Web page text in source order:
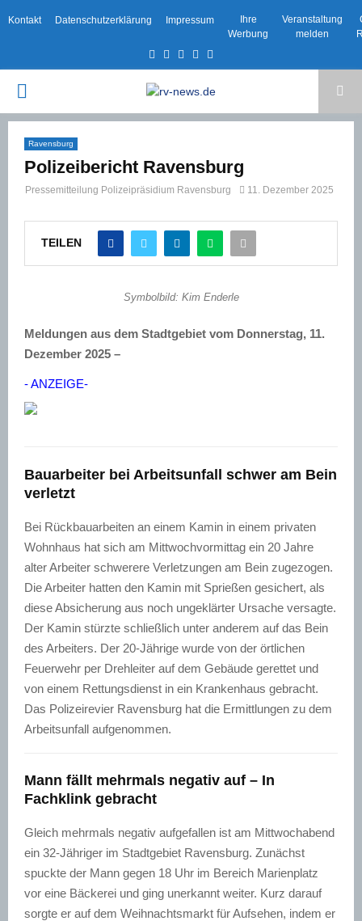
Kontakt Datenschutzerklärung Impressum
Ihre
Werbung
Veranstaltung
melden
Facebook
TwitterInstagram
Email
PRIMARY
MENU
Ravensburg
Polizeibericht Ravensburg
Pressemitteilung Polizeipräsidium Ravensburg 11. Dezember 2025
TEILEN
Symbolbild: Kim Enderle
Meldungen aus dem Stadtgebiet vom Donnerstag, 11.
Dezember 2025 –
- ANZEIGE-
Bauarbeiter bei Arbeitsunfall schwer am Bein
verletzt
Bei Rückbauarbeiten an einem Kamin in einem privaten
Wohnhaus hat sich am Mittwochvormittag ein 20 Jahre
alter Arbeiter schwerere Verletzungen am Bein zugezogen.
Die Arbeiter hatten den Kamin mit Sprießen gesichert, als
diese Absicherung aus noch ungeklärter Ursache versagte.
Der Kamin stürzte schließlich unter anderem auf das Bein
des Arbeiters. Der 20-Jährige wurde von der örtlichen
Feuerwehr per Drehleiter auf dem Gebäude gerettet und
von einem Rettungsdienst in ein Krankenhaus gebracht.
Das Polizeirevier Ravensburg hat die Ermittlungen zu dem
Arbeitsunfall aufgenommen.
Mann fällt mehrmals negativ auf – In
Fachklink gebracht
Gleich mehrmals negativ aufgefallen ist am Mittwochabend
ein 32-Jähriger im Stadtgebiet Ravensburg. Zunächst
spuckte der Mann gegen 18 Uhr im Bereich Marienplatz
vor eine Bäckerei und ging unerkannt weiter. Kurz darauf
sorgte er auf dem Weihnachtsmarkt für Aufsehen, indem er